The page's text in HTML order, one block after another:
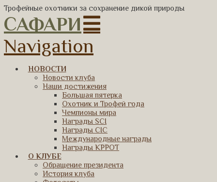
Трофейные охотники за сохранение дикой природы
САФАРИ
Navigation
НОВОСТИ
Новости клуба
Наши достижения
Большая пятерка
Охотник и Трофей года
Чемпионы мира
Награды SCI
Награды CIC
Международные награды
Награды КРРОТ
О КЛУБЕ
Обращение президента
История клуба